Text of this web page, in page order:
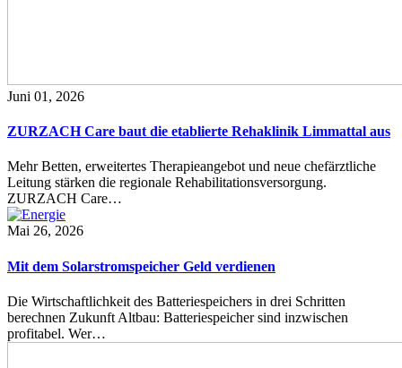
Juni 01, 2026
ZURZACH Care baut die etablierte Rehaklinik Limmattal aus
Mehr Betten, erweitertes Therapieangebot und neue chefärztliche
Leitung stärken die regionale Rehabilitationsversorgung.
ZURZACH Care…
Mai 26, 2026
Mit dem Solarstromspeicher Geld verdienen
Die Wirtschaftlichkeit des Batteriespeichers in drei Schritten
berechnen Zukunft Altbau: Batteriespeicher sind inzwischen
profitabel. Wer…